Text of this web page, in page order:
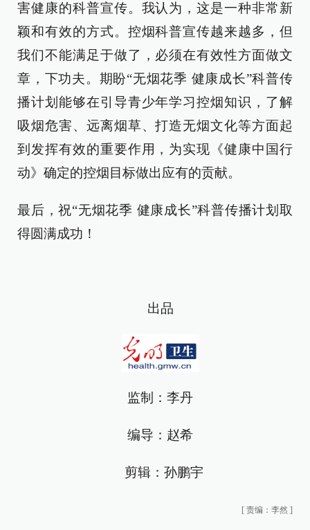
害健康的科普宣传。我认为，这是一种非常新
颖和有效的方式。控烟科普宣传越来越多，但
我们不能满足于做了，必须在有效性方面做文
章，下功夫。期盼“无烟花季 健康成长”科普传
播计划能够在引导青少年学习控烟知识，了解
吸烟危害、远离烟草、打造无烟文化等方面起
到发挥有效的重要作用，为实现《健康中国行
动》确定的控烟目标做出应有的贡献。
最后，祝“无烟花季 健康成长”科普传播计划取
得圆满成功！
出品
监制：李丹
编导：赵希
剪辑：孙鹏宇
[ 责编：李然 ]